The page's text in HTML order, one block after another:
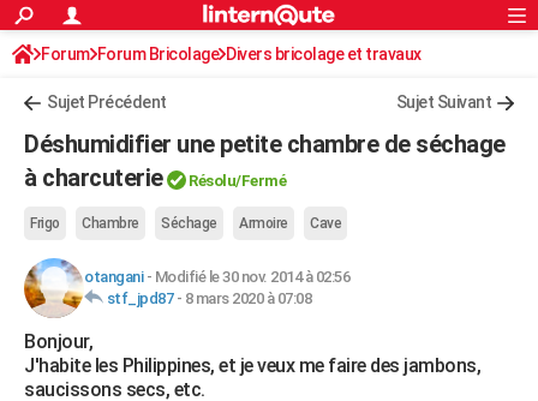
ACTUALITÉS
Politique
Société
Faits Divers
Education
Monde
Villes
+
Programme TV
TNTStreaming
Cinéma
Sorties cinéma
Musique
+FINANCE
Retraite
Impôts
Epargne
Immobilier
Risques naturels par ville
Banque
Assurance
Crédit
AUTO
Essais
Réserver un essai
Citadines
Berlines
SUV
Forum auto
HIGH-TECH
Mobiles
Meilleur smartphone
Internet
Ordinateurs
Jeux vidéo
Guide high-tech
BRICOLAGE
Forum
Aménagement intérieur
Extérieur
Cuisine
Salle de bains
Jardinage
Rangement
WEEK-END
Rechercher
S'inscrire
Connexion
Forum Forum Bricolage Divers bricolage et travaux
Sujet Précédent Sujet Suivant
Déshumidifier une petite chambre de séchage
à charcuterie
Résolu/Fermé
Frigo Chambre Séchage Armoire Cave
otangani- Modifié le 30 nov. 2014 à 02:56
stf_jpd87- 8 mars 2020 à 07:08
Bonjour,
J'habite les Philippines, et je veux me faire des jambons,
saucissons secs, etc.